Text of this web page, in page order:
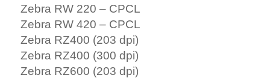
Zebra RW 220 – CPCL
Zebra RW 420 – CPCL
Zebra RZ400 (203 dpi)
Zebra RZ400 (300 dpi)
Zebra RZ600 (203 dpi)